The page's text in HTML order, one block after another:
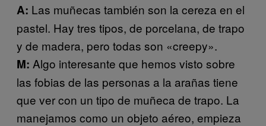
A: Las muñecas también son la cereza en el
pastel. Hay tres tipos, de porcelana, de trapo
y de madera, pero todas son «creepy».
M: Algo interesante que hemos visto sobre
las fobias de las personas a la arañas tiene
que ver con un tipo de muñeca de trapo. La
manejamos como un objeto aéreo, empieza